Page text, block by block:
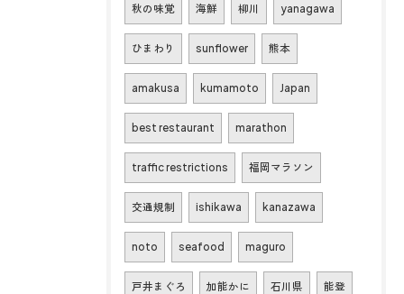
秋の味覚 海鮮 柳川 yanagawa
ひまわり sunflower 熊本
amakusa kumamoto Japan
best restaurant marathon
traffic restrictions 福岡マラソン
交通規制 ishikawa kanazawa
noto seafood maguro
戸井まぐろ 加能かに 石川県 能登